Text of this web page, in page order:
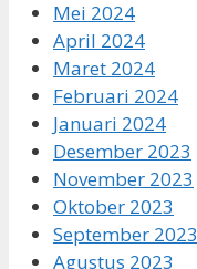
Mei 2024
April 2024
Maret 2024
Februari 2024
Januari 2024
Desember 2023
November 2023
Oktober 2023
September 2023
Agustus 2023